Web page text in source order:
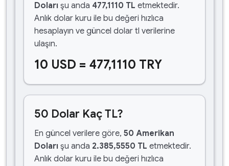
Doları şu anda 477,1110 TL etmektedir.
Anlık dolar kuru ile bu değeri hızlıca
hesaplayın ve güncel dolar tl verilerine
ulaşın.
10 USD = 477,1110 TRY
50 Dolar Kaç TL?
En güncel verilere göre, 50 Amerikan
Doları şu anda 2.385,5550 TL etmektedir.
Anlık dolar kuru ile bu değeri hızlıca